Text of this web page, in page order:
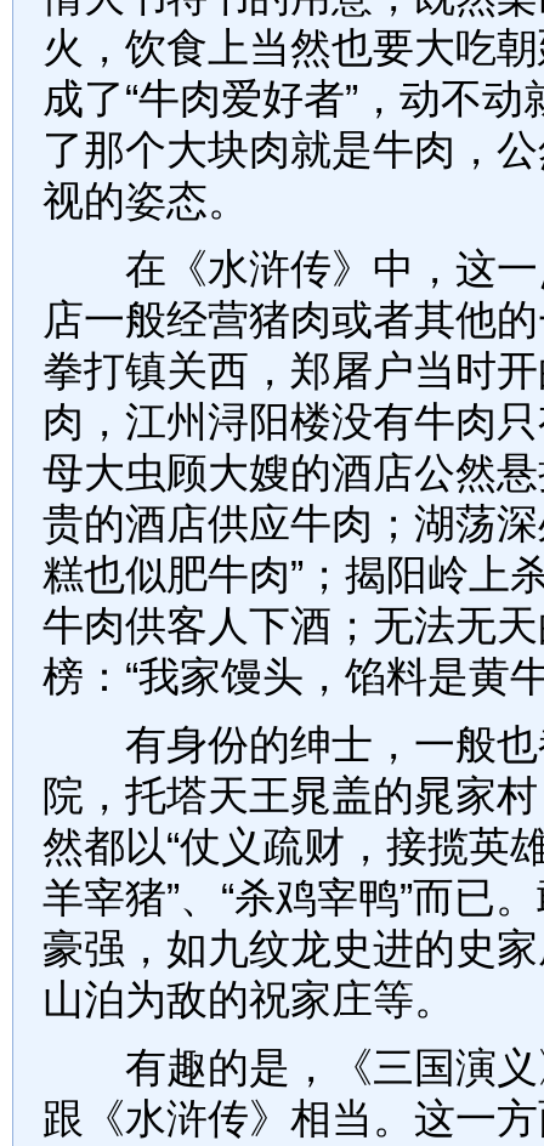
火，饮食上当然也要大吃
成了“牛肉爱好者”，动不
了那个大块肉就是牛肉，
视的姿态。
在《水浒传》中，这一
店一般经营猪肉或者其他
拳打镇关西，郑屠户当时
肉，江州浔阳楼没有牛肉
母大虫顾大嫂的酒店公然
贵的酒店供应牛肉；湖荡
糕也似肥牛肉”；揭阳岭上
牛肉供客人下酒；无法无
榜：“我家馒头，馅料是黄
有身份的绅士，一般也
院，托塔天王晁盖的晁家
然都以“仗义疏财，接揽英
羊宰猪”、“杀鸡宰鸭”而已
豪强，如九纹龙史进的史
山泊为敌的祝家庄等。
有趣的是，《三国演义
跟《水浒传》相当。这一